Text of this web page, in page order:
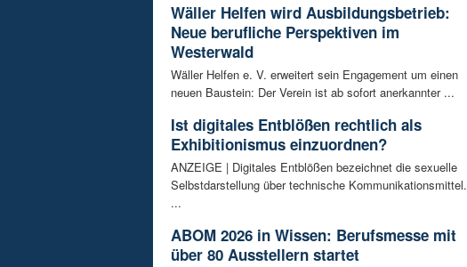
Wäller Helfen wird Ausbildungsbetrieb:
Neue berufliche Perspektiven im
Westerwald
Wäller Helfen e. V. erweitert sein Engagement um einen
neuen Baustein: Der Verein ist ab sofort anerkannter ...
Ist digitales Entblößen rechtlich als
Exhibitionismus einzuordnen?
ANZEIGE | Digitales Entblößen bezeichnet die sexuelle
Selbstdarstellung über technische Kommunikationsmittel.
...
ABOM 2026 in Wissen: Berufsmesse mit
über 80 Ausstellern startet